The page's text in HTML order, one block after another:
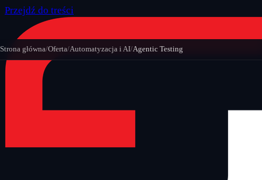
Przejdź do treści
Strona główna/Oferta/Automatyzacja i AI/Agentic Testing